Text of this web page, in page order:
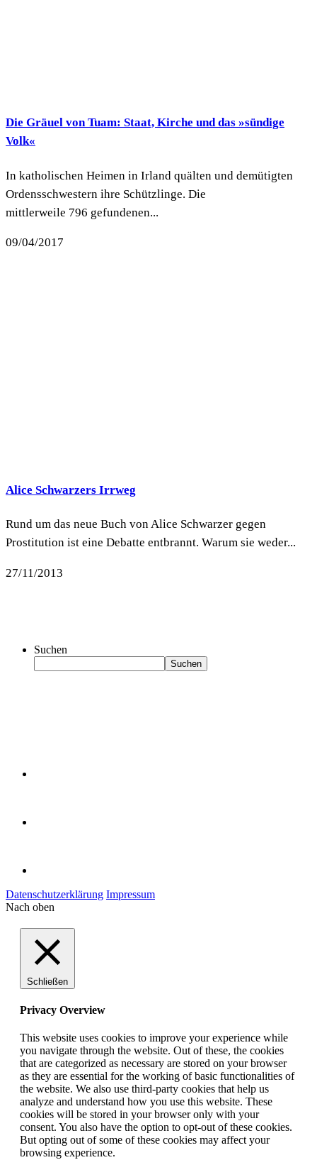
Die Gräuel von Tuam: Staat, Kirche und das »sündige
Volk«
In katholischen Heimen in Irland quälten und demütigten
Ordensschwestern ihre Schützlinge. Die
mittlerweile 796 gefundenen...
09/04/2017
Alice Schwarzers Irrweg
Rund um das neue Buch von Alice Schwarzer gegen
Prostitution ist eine Debatte entbrannt. Warum sie weder...
27/11/2013
Suchen
Suchen
Datenschutzerklärung Impressum
Nach oben
Schließen
Privacy Overview
This website uses cookies to improve your experience while
you navigate through the website. Out of these, the cookies
that are categorized as necessary are stored on your browser
as they are essential for the working of basic functionalities of
the website. We also use third-party cookies that help us
analyze and understand how you use this website. These
cookies will be stored in your browser only with your
consent. You also have the option to opt-out of these cookies.
But opting out of some of these cookies may affect your
browsing experience.